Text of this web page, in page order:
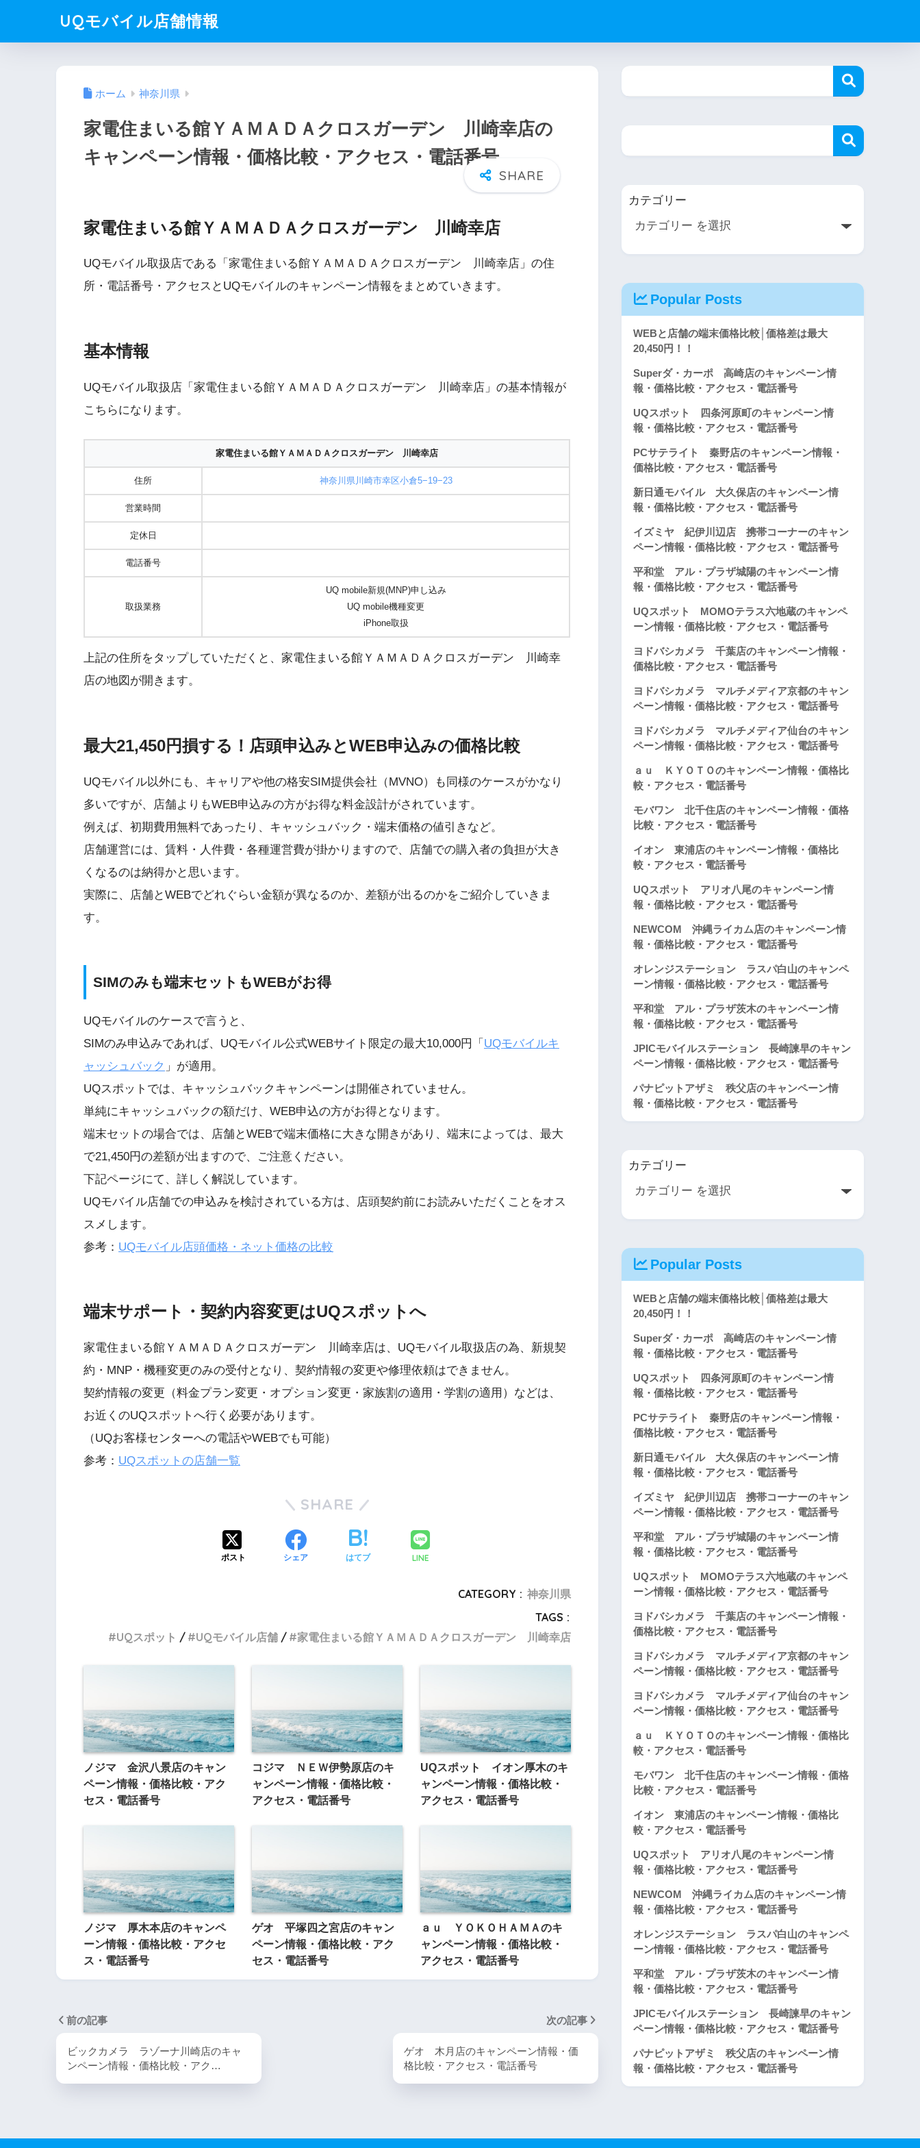
UQモバイル店舗情報
ホーム 神奈川県
家電住まいる館ＹＡＭＡＤＡクロスガーデン 川崎幸店の
キャンペーン情報・価格比較・アクセス・電話番号
家電住まいる館ＹＡＭＡＤＡクロスガーデン 川崎幸店
UQモバイル取扱店である「家電住まいる館ＹＡＭＡＤＡクロスガーデン 川崎幸店」の住
所・電話番号・アクセスとUQモバイルのキャンペーン情報をまとめていきます。
基本情報
UQモバイル取扱店「家電住まいる館ＹＡＭＡＤＡクロスガーデン 川崎幸店」の基本情報が
こちらになります。
家電住まいる館ＹＡＭＡＤＡクロスガーデン 川崎幸店
住所 神奈川県川崎市幸区小倉5−19−23
営業時間
定休日
電話番号
取扱業務
UQ mobile新規(MNP)申し込み
UQ mobile機種変更
iPhone取扱
上記の住所をタップしていただくと、家電住まいる館ＹＡＭＡＤＡクロスガーデン 川崎幸
店の地図が開きます。
最大21,450円損する！店頭申込みとWEB申込みの価格比較
UQモバイル以外にも、キャリアや他の格安SIM提供会社（MVNO）も同様のケースがかなり
多いですが、店舗よりもWEB申込みの方がお得な料金設計がされています。
例えば、初期費用無料であったり、キャッシュバック・端末価格の値引きなど。
店舗運営には、賃料・人件費・各種運営費が掛かりますので、店舗での購入者の負担が大き
くなるのは納得かと思います。
実際に、店舗とWEBでどれぐらい金額が異なるのか、差額が出るのかをご紹介していきま
す。
SIMのみも端末セットもWEBがお得
UQモバイルのケースで言うと、
SIMのみ申込みであれば、UQモバイル公式WEBサイト限定の最大10,000円「 UQモバイルキ
ャッシュバック 」が適用。
UQスポットでは、キャッシュバックキャンペーンは開催されていません。
単純にキャッシュバックの額だけ、WEB申込の方がお得となります。
端末セットの場合では、店舗とWEBで端末価格に大きな開きがあり、端末によっては、最大
で21,450円の差額が出ますので、ご注意ください。
下記ページにて、詳しく解説しています。
UQモバイル店舗での申込みを検討されている方は、店頭契約前にお読みいただくことをオス
スメします。
参考： UQモバイル店頭価格・ネット価格の比較
端末サポート・契約内容変更はUQスポットへ
家電住まいる館ＹＡＭＡＤＡクロスガーデン 川崎幸店は、UQモバイル取扱店の為、新規契
約・MNP・機種変更のみの受付となり、契約情報の変更や修理依頼はできません。
契約情報の変更（料金プラン変更・オプション変更・家族割の適用・学割の適用）などは、
お近くのUQスポットへ行く必要があります。
（UQお客様センターへの電話やWEBでも可能）
参考： UQスポットの店舗一覧
SHARE
ポスト シェア はてブ LINE
CATEGORY : 神奈川県
TAGS :
UQスポット
UQモバイル店舗 家電住まいる館ＹＡＭＡＤＡクロスガーデン 川崎幸店
ノジマ 金沢八景店のキャン
ペーン情報・価格比較・アク
セス・電話番号
コジマ ＮＥＷ伊勢原店のキ
ャンペーン情報・価格比較・
アクセス・電話番号
UQスポット イオン厚木のキ
ャンペーン情報・価格比較・
アクセス・電話番号
ノジマ 厚木本店のキャンペ
ーン情報・価格比較・アクセ
ス・電話番号
ゲオ 平塚四之宮店のキャン
ペーン情報・価格比較・アク
セス・電話番号
ａｕ ＹＯＫＯＨＡＭＡのキ
ャンペーン情報・価格比較・
アクセス・電話番号
前の記事
ビックカメラ ラゾーナ川崎店のキャ
ンペーン情報・価格比較・アク…
次の記事
ゲオ 木月店のキャンペーン情報・価
格比較・アクセス・電話番号
カテゴリー
Popular Posts
WEBと店舗の端末価格比較│価格差は最大
20,450円！！
Superダ・カーポ 高崎店のキャンペーン情
報・価格比較・アクセス・電話番号
UQスポット 四条河原町のキャンペーン情
報・価格比較・アクセス・電話番号
PCサテライト 秦野店のキャンペーン情報・
価格比較・アクセス・電話番号
新日通モバイル 大久保店のキャンペーン情
報・価格比較・アクセス・電話番号
イズミヤ 紀伊川辺店 携帯コーナーのキャン
ペーン情報・価格比較・アクセス・電話番号
平和堂 アル・プラザ城陽のキャンペーン情
報・価格比較・アクセス・電話番号
UQスポット MOMOテラス六地蔵のキャンペ
ーン情報・価格比較・アクセス・電話番号
ヨドバシカメラ 千葉店のキャンペーン情報・
価格比較・アクセス・電話番号
ヨドバシカメラ マルチメディア京都のキャン
ペーン情報・価格比較・アクセス・電話番号
ヨドバシカメラ マルチメディア仙台のキャン
ペーン情報・価格比較・アクセス・電話番号
ａｕ ＫＹＯＴＯのキャンペーン情報・価格比
較・アクセス・電話番号
モバワン 北千住店のキャンペーン情報・価格
比較・アクセス・電話番号
イオン 東浦店のキャンペーン情報・価格比
較・アクセス・電話番号
UQスポット アリオ八尾のキャンペーン情
報・価格比較・アクセス・電話番号
NEWCOM 沖縄ライカム店のキャンペーン情
報・価格比較・アクセス・電話番号
オレンジステーション ラスパ白山のキャンペ
ーン情報・価格比較・アクセス・電話番号
平和堂 アル・プラザ茨木のキャンペーン情
報・価格比較・アクセス・電話番号
JPICモバイルステーション 長崎諫早のキャン
ペーン情報・価格比較・アクセス・電話番号
パナピットアザミ 秩父店のキャンペーン情
報・価格比較・アクセス・電話番号
カテゴリー
Popular Posts
WEBと店舗の端末価格比較│価格差は最大
20,450円！！
Superダ・カーポ 高崎店のキャンペーン情
報・価格比較・アクセス・電話番号
UQスポット 四条河原町のキャンペーン情
報・価格比較・アクセス・電話番号
PCサテライト 秦野店のキャンペーン情報・
価格比較・アクセス・電話番号
新日通モバイル 大久保店のキャンペーン情
報・価格比較・アクセス・電話番号
イズミヤ 紀伊川辺店 携帯コーナーのキャン
ペーン情報・価格比較・アクセス・電話番号
平和堂 アル・プラザ城陽のキャンペーン情
報・価格比較・アクセス・電話番号
UQスポット MOMOテラス六地蔵のキャンペ
ーン情報・価格比較・アクセス・電話番号
ヨドバシカメラ 千葉店のキャンペーン情報・
価格比較・アクセス・電話番号
ヨドバシカメラ マルチメディア京都のキャン
ペーン情報・価格比較・アクセス・電話番号
ヨドバシカメラ マルチメディア仙台のキャン
ペーン情報・価格比較・アクセス・電話番号
ａｕ ＫＹＯＴＯのキャンペーン情報・価格比
較・アクセス・電話番号
モバワン 北千住店のキャンペーン情報・価格
比較・アクセス・電話番号
イオン 東浦店のキャンペーン情報・価格比
較・アクセス・電話番号
UQスポット アリオ八尾のキャンペーン情
報・価格比較・アクセス・電話番号
NEWCOM 沖縄ライカム店のキャンペーン情
報・価格比較・アクセス・電話番号
オレンジステーション ラスパ白山のキャンペ
ーン情報・価格比較・アクセス・電話番号
平和堂 アル・プラザ茨木のキャンペーン情
報・価格比較・アクセス・電話番号
JPICモバイルステーション 長崎諫早のキャン
ペーン情報・価格比較・アクセス・電話番号
パナピットアザミ 秩父店のキャンペーン情
報・価格比較・アクセス・電話番号